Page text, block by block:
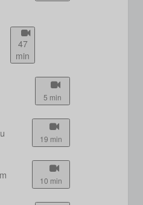
47
min
5 min
19 min
10 min